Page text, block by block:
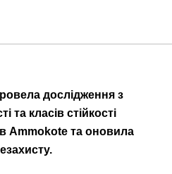
дослідження з
та класів стійкості
Ammokote та оновила